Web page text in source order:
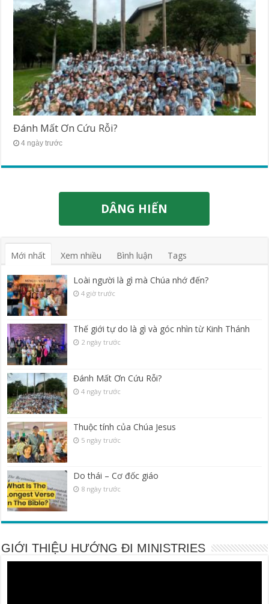
Đánh Mất Ơn Cứu Rỗi?
4 ngày trước
DÂNG HIẾN
Mới nhất Xem nhiều Bình luận Tags
Loài người là gì mà Chúa nhớ đến?
4 giờ trước
Thế giới tự do là gì và góc nhìn từ Kinh Thánh
2 ngày trước
Đánh Mất Ơn Cứu Rỗi?
4 ngày trước
Thuộc tính của Chúa Jesus
5 ngày trước
Do thái – Cơ đốc giáo
8 ngày trước
GIỚI THIỆU HƯỚNG ĐI MINISTRIES